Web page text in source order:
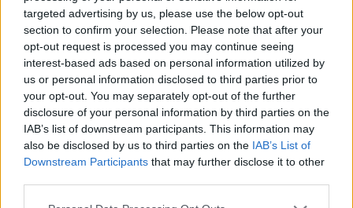
targeted advertising by us, please use the below opt-out
section to confirm your selection. Please note that after your
opt-out request is processed you may continue seeing
interest-based ads based on personal information utilized by
us or personal information disclosed to third parties prior to
your opt-out. You may separately opt-out of the further
disclosure of your personal information by third parties on the
IAB’s list of downstream participants. This information may
also be disclosed by us to third parties on the IAB’s List of
Downstream Participants that may further disclose it to other
“Castel Bentivoglio ovest”, situata nel suddetto tratto, sarà chiusa
nella stessa notte, ma con orario 21:00-6:00. In alternativa, dopo
l’uscita obbligatoria alla stazione di Altedo, percorrere la viabilità
ordinaria: via Chiavicone, SS64 Porrettana, SP3 Via Marconi e
rientrare sulla A13 alla stazione di Bologna Interporto. Dalle 22:00
di giovedì 22 alle 6:00 di venerdì 23 febbraio, sarà chiusa la
stazione di Bologna Interporto, in uscita per chi proviene da
Bologna. In alternativa, si consiglia di uscire alla stazione di